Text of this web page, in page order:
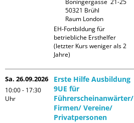
Böningergasse  21-25
50321 Brühl
Raum London
EH-Fortbildung für
betriebliche Ersthelfer
(letzter Kurs weniger als 2
Jahre)
Sa. 26.09.2026
10:00 - 17:30
Uhr
Erste Hilfe Ausbildung
9UE für
Führerscheinanwärter/
Firmen/ Vereine/
Privatpersonen